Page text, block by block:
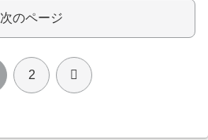
次のページ
2 次